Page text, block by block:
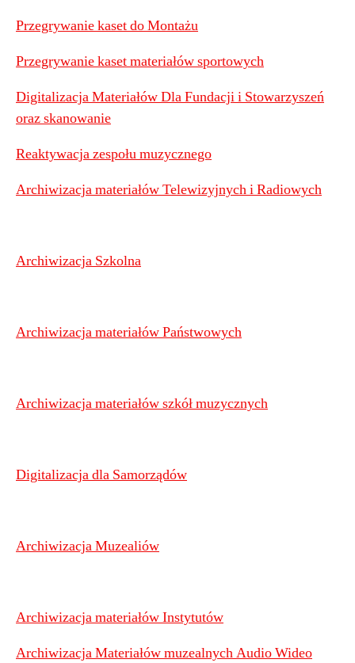
Przegrywanie kaset do Montażu
Przegrywanie kaset materiałów sportowych
Digitalizacja Materiałów Dla Fundacji i Stowarzyszeń
oraz skanowanie
Reaktywacja zespołu muzycznego
Archiwizacja materiałów Telewizyjnych i Radiowych
Archiwizacja Szkolna
Archiwizacja materiałów Państwowych
Archiwizacja materiałów szkół muzycznych
Digitalizacja dla Samorządów
Archiwizacja Muzealiów
Archiwizacja materiałów Instytutów
Archiwizacja Materiałów muzealnych Audio Wideo